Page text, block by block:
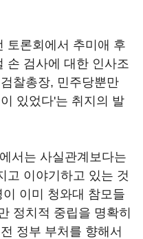
토론회에서 추미애 후
손 검사에 대한 인사조
찰총장, 민주당뿐만
있었다'는 취지의 발
서는 사실관계보다는
고 이야기하고 있는 것
이미 청와대 참모들
정치적 중립을 명확히
정부 부처를 향해서